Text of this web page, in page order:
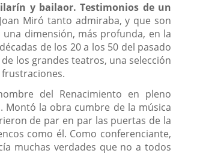
y bailaor. Testimonios de un
Miró tanto admiraba, y que son
dimensión, más profunda, en la
de los 20 a los 50 del pasado
los grandes teatros, una selección
frustraciones.
del Renacimiento en pleno
Montó la obra cumbre de la música
de par en par las puertas de la
como él. Como conferenciante,
muchas verdades que no a todos